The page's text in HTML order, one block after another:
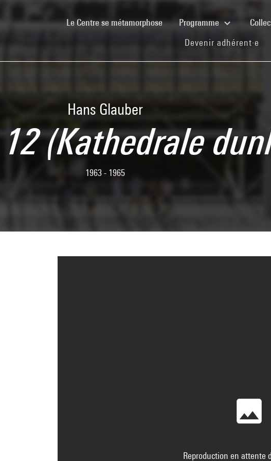
Le Centre se métamorphose(current)Programme
Devenir adhérent·e
Hans Glauber
(Kathedrale
1963 - 1965
Reproduction en attente